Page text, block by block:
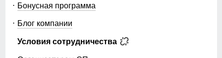
Бонусная программа
Блог компании
Условия сотрудничества